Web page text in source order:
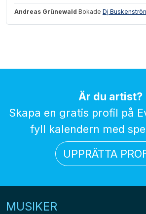
Andreas Grünewald Bokade Dj
Är du artist?
Skapa en gratis profil på
fyll kalendern med
UPPRÄTTA
MUSIKER